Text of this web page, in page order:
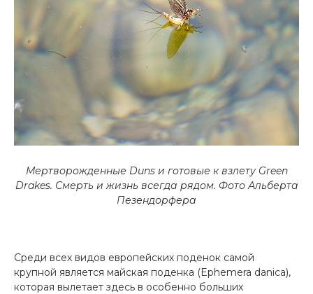
Мертворожденные Duns и готовые к взлету Green
Drakes. Смерть и жизнь всегда рядом. Фото Альберта
Пезендорфера
Среди всех видов европейских поденок самой
крупной является майская поденка (Ephemera danica),
которая вылетает здесь в особенно больших